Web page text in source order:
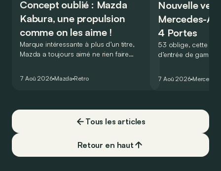
Concept oublié : Mazda
Kabura, une propulsion
comme on les aime !
Marque intéressante à plus d’un titre,
Mazda a toujours aimé ne rien faire
de la plus belle des manières…
7 Aoû 2026 Mazda Retro
Nouvelle
Mercedes-
4 Portes
53 oblige, cette
d’entrée de
moins…
7 Aoû 2026 Mercedes
Tous les articles
Retour en haut